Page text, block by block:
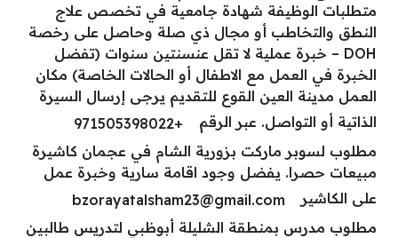
متطلبات الوظيفة شهادة جامعية في تخصص علاج
النطق والتخاطب أو مجال ذي صلة وحاصل على رخصة
DOH – خبرة عملية لا تقل عنسنتين سنوات (تفضل
الخبرة في العمل مع الاطفال أو الحالات الخاصة) مكان
العمل مدينة العين القوع للتقديم يرجى إرسال السيرة
الذاتية أو التواصل. عبر الرقم
+971505398022
مطلوب لسوبر ماركت بزورية الشام في عجمان كاشيرة
مبيعات حصرا. يفضل وجود اقامة سارية وخبرة عمل
على الكاشير
bzorayatalsham23@gmail.com
مطلوب مدرس بمنطقة الشليلة أبوظبي لتدريس طالبين